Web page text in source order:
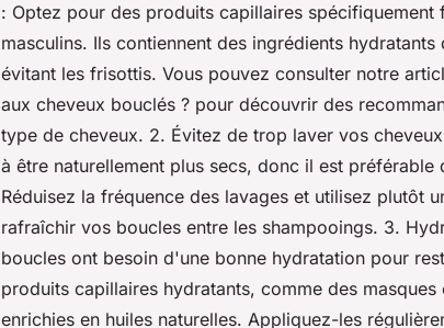
: Optez pour des produits capillaires
masculins. Ils contiennent des ingrédients
évitant les frisottis. Vous pouvez consulter notre
aux cheveux bouclés ? pour découvrir des
type de cheveux. 2. Évitez de trop laver vos
à être naturellement plus secs, donc il est préférable
Réduisez la fréquence des lavages et utilisez plutôt
rafraîchir vos boucles entre les shampooings. 3.
boucles ont besoin d'une bonne hydratation pour
produits capillaires hydratants, comme des
enrichies en huiles naturelles. Appliquez-les